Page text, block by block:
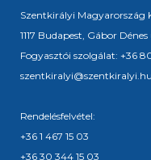
Szentkirályi Magyarország
1117 Budapest, Gábor
Fogyasztói szolgálat: +36
szentkiralyi@szentkiralyi.hu
Rendelésfelvétel:
+36 1 467 15 03
+36 30 344 15 03